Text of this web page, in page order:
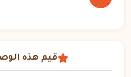
قيم هذه